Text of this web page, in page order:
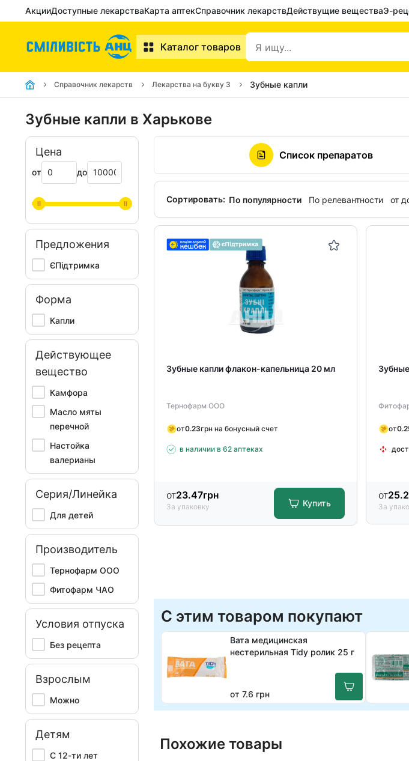
АкцииДоступные лекарстваКарта аптекСправочник лекарствДействущие веществаЭ-
Каталог товаров
Справочник лекарств Лекарства на букву З Зубные капли
Зубные капли в Харькове
Цена
от до
Предложения
ЄПідтримка
Форма
Капли
Действующее
вещество
Камфора
Масло мяты
перечной
Настойка
валерианы
Серия/Линейка
Для детей
Производитель
Тернофарм ООО
Фитофарм ЧАО
Условия отпуска
Без рецепта
Взрослым
Можно
Детям
С 12-ти лет
Список препаратов
Сортировать: По популярности По релевантности от
Зубные капли флакон-капельница 20 мл
Тернофарм ООО
от0.23грн на бонусный счет
в наличии в 62 аптеках
от23.47грн
За упаковку Купить
от
от
За
С этим товаром покупают
Вата медицинская
нестерильная Tidy ролик 25 г
от 7.6 грн
Похожие товары